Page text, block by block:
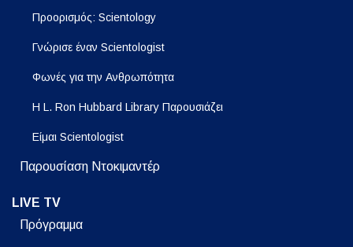
Προορισμός: Scientology
Γνώρισε έναν Scientologist
Φωνές για την Ανθρωπότητα
Η L. Ron Hubbard Library Παρουσιάζει
Είμαι Scientologist
Παρουσίαση Ντοκιμαντέρ
LIVE TV
Πρόγραμμα